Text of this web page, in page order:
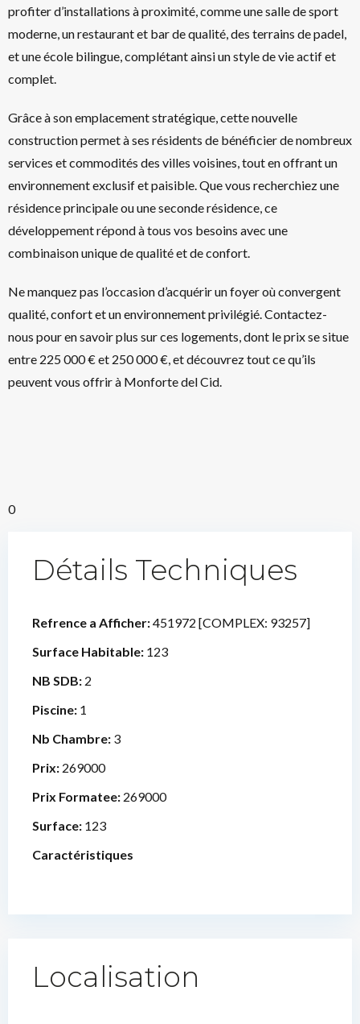
profiter d’installations à proximité, comme une salle de sport
moderne, un restaurant et bar de qualité, des terrains de padel,
et une école bilingue, complétant ainsi un style de vie actif et
complet.
Grâce à son emplacement stratégique, cette nouvelle
construction permet à ses résidents de bénéficier de nombreux
services et commodités des villes voisines, tout en offrant un
environnement exclusif et paisible. Que vous recherchiez une
résidence principale ou une seconde résidence, ce
développement répond à tous vos besoins avec une
combinaison unique de qualité et de confort.
Ne manquez pas l’occasion d’acquérir un foyer où convergent
qualité, confort et un environnement privilégié. Contactez-
nous pour en savoir plus sur ces logements, dont le prix se situe
entre 225 000 € et 250 000 €, et découvrez tout ce qu’ils
peuvent vous offrir à Monforte del Cid.
0
Détails Techniques
Refrence a Afficher:451972 [COMPLEX: 93257]
Surface Habitable: 123
NB SDB: 2
Piscine: 1
Nb Chambre: 3
Prix: 269000
Prix Formatee: 269000
Surface: 123
Caractéristiques
Localisation